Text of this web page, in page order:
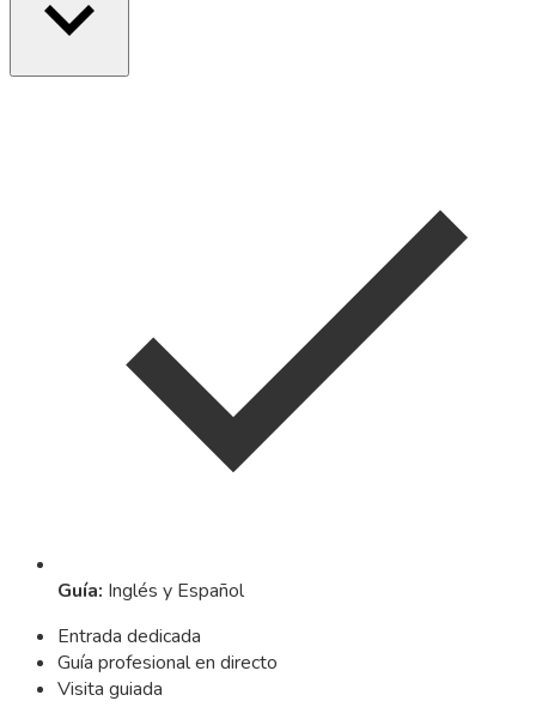
Guía: Inglés y Español
Entrada dedicada
Guía profesional en directo
Visita guiada